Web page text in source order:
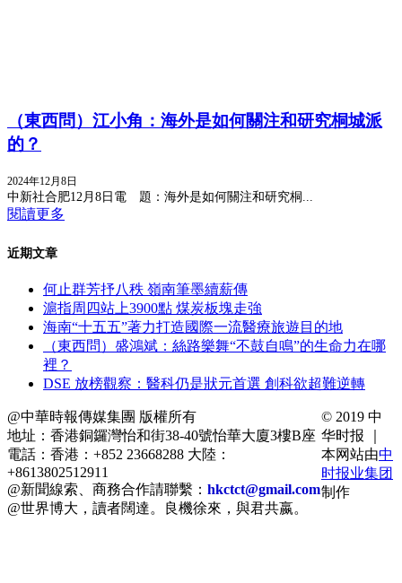
（東西問）江小角：海外是如何關注和研究桐城派
的？
2024年12月8日
中新社合肥12月8日電 題：海外是如何關注和研究桐...
閱讀更多
近期文章
何止群芳抒八秩 嶺南筆墨續薪傳
滬指周四站上3900點 煤炭板塊走強
海南“十五五”著力打造國際一流醫療旅遊目的地
（東西問）盛鴻斌：絲路樂舞“不鼓自鳴”的生命力在哪
裡？
DSE 放榜觀察：醫科仍是狀元首選 創科欲超難逆轉
@中華時報傳媒集團 版權所有
地址：香港銅鑼灣怡和街38-40號怡華大廈3樓B座
電話：香港：+852 23668288 大陸：
+8613802512911
@新聞線索、商務合作請聯繫： hkctct@gmail.com
@世界博大，讀者闊達。良機徐來，與君共嬴。
© 2019 中
华时报 ｜
本网站由中
时报业集团
制作